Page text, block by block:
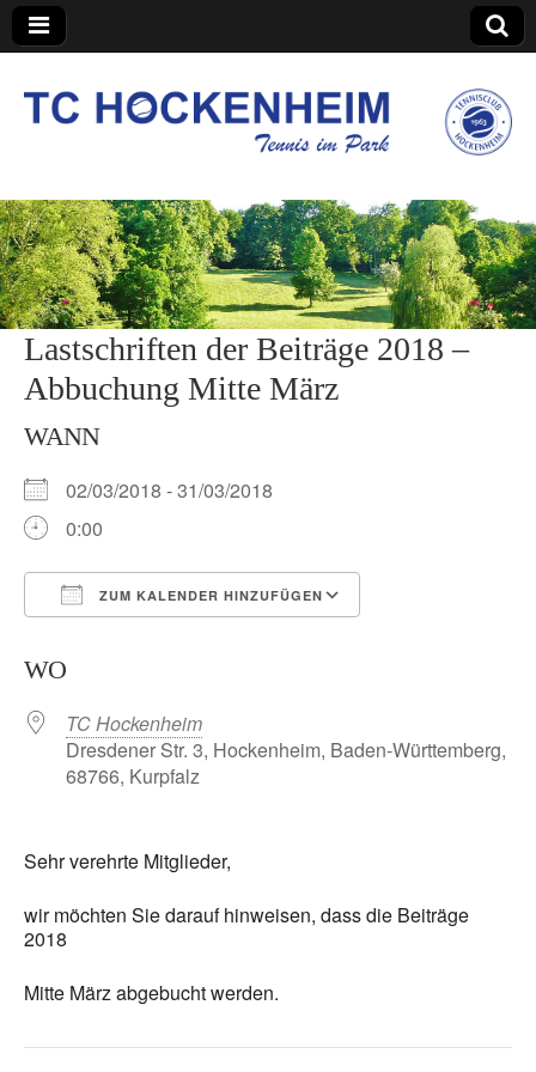
TC Hockenheim
Lastschriften der Beiträge 2018 –
Abbuchung Mitte März
WANN
02/03/2018 - 31/03/2018
0:00
ZUM KALENDER HINZUFÜGEN
WO
TC Hockenheim
Dresdener Str. 3, Hockenheim, Baden-Württemberg,
68766, Kurpfalz
Sehr verehrte Mitglieder,
wir möchten Sie darauf hinweisen, dass die Beiträge
2018
Mitte März abgebucht werden.